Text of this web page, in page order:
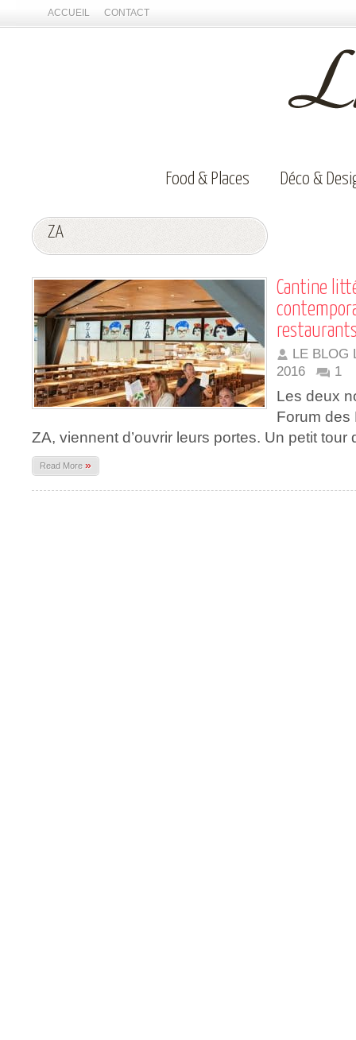
ACCUEIL CONTACT
Food & Places Déco &
ZA
Cantine
LE BLOG
2016
1
Les deux
Forum des
ZA, viennent d’ouvrir leurs portes. Un petit tour
Read More »